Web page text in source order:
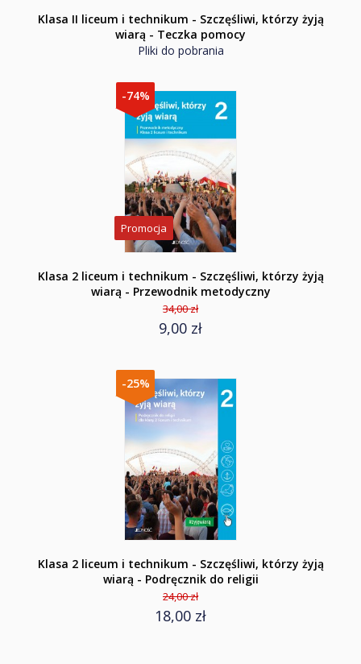
Klasa II liceum i technikum - Szczęśliwi, którzy żyją
wiarą - Teczka pomocy
Pliki do pobrania
-74%
Promocja
Klasa 2 liceum i technikum - Szczęśliwi, którzy żyją
wiarą - Przewodnik metodyczny
34,00 zł
9,00 zł
-25%
Klasa 2 liceum i technikum - Szczęśliwi, którzy żyją
wiarą - Podręcznik do religii
24,00 zł
18,00 zł